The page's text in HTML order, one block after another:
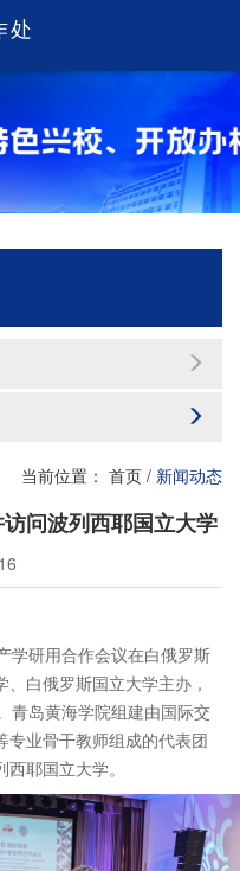
处
当前位置： 首页 / 新闻动态
问波列西耶国立大学
学研用合作会议在白俄罗斯
白俄罗斯国立大学主办，
青岛黄海学院组建由国际交
专业骨干教师组成的代表团
耶国立大学。